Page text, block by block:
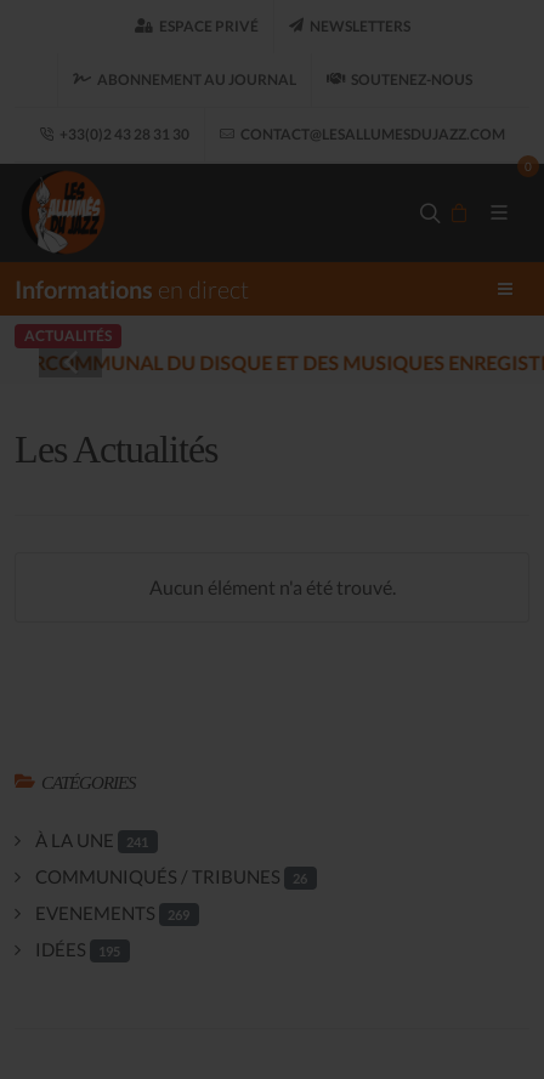
ESPACE PRIVÉ NEWSLETTERS
ABONNEMENT AU JOURNAL SOUTENEZ-NOUS
+33(0)2 43 28 31 30 CONTACT@LESALLUMESDUJAZZ.COM
0
Informations en direct
ACTUALITÉS
LES ALLUMÉS DU JAZZ
Les Actualités
Aucun élément n'a été trouvé.
CATÉGORIES
À LA UNE 241
COMMUNIQUÉS / TRIBUNES 26
EVENEMENTS 269
IDÉES 195